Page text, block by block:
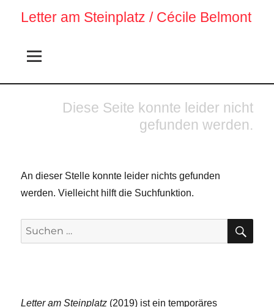
Letter am Steinplatz / Cécile Belmont
Diese Seite konnte leider nicht
gefunden werden.
An dieser Stelle konnte leider nichts gefunden
werden. Vielleicht hilft die Suchfunktion.
Suchen
nach:
Letter am Steinplatz (2019) ist ein temporäres